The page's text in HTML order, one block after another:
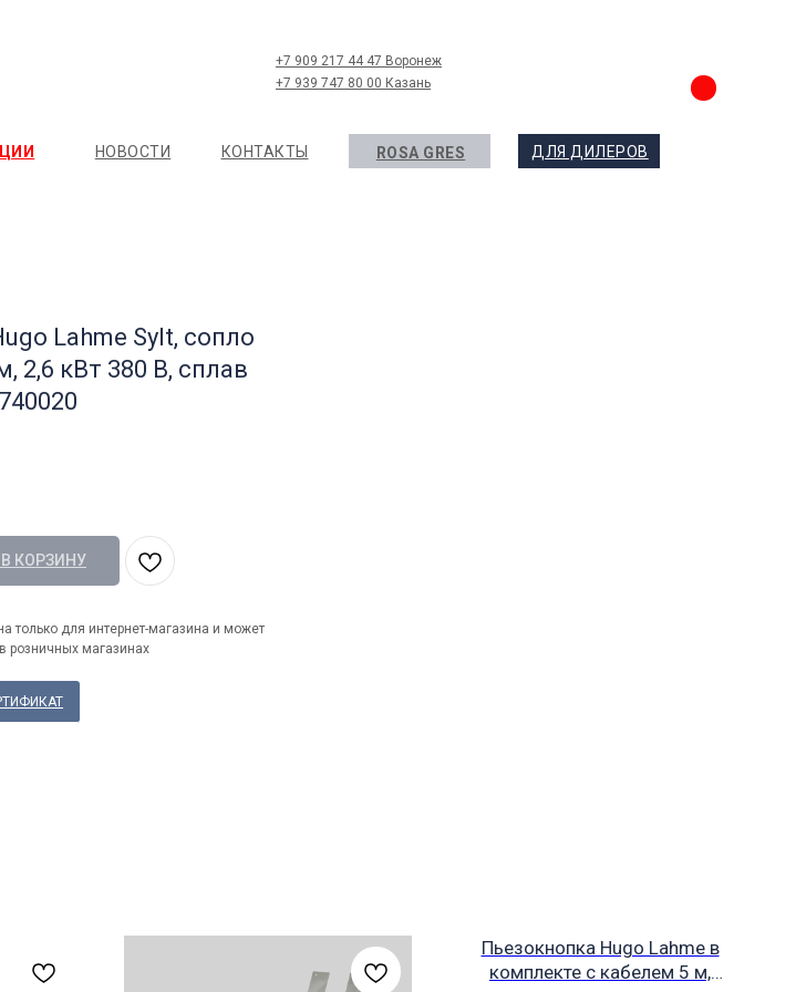
НОВОСТИ КОНТАКТЫ ДЛЯ ДИЛЕРОВ
ROSA GRES
+7 939 747 80 00 Казань
+7 909 217 44 47 Воронеж
Lahme Sylt, сопло
2,6 кВт 380 В, сплав
КОРЗИНУ
только для интернет-магазина и может
розничных магазинах
Пьезокнопка Hugo Lahme в
комплекте с кабелем 5 м,